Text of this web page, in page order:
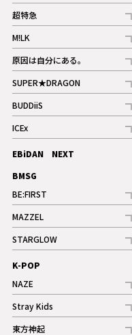
記事
超特急
記事
M!LK
記事
原因は自分にある。
記事
SUPER★DRAGON
記事
BUDDiiS
記事
ICEx
記事
EBiDAN NEXT
BMSG
BE:FIRST
記事
ギャラリー
MAZZEL
記事
ギャラリー
STARGLOW
記事
K-POP
NAZE
記事
Stray Kids
記事
東方神起